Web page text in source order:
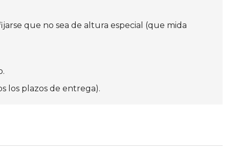
que no sea de altura especial (que mida
los plazos de entrega).